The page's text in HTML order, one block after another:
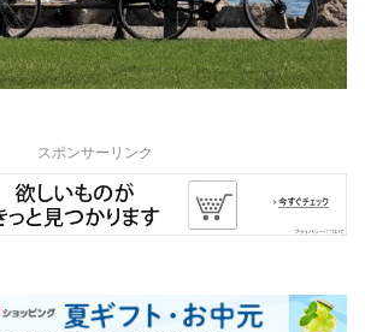
スポンサーリンク